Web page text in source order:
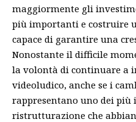
maggiormente gli
più importanti e costruire
capace di garantire una
Nonostante il difficile
la volontà di continuare a
videoludico, anche se i
rappresentano uno dei
ristrutturazione che